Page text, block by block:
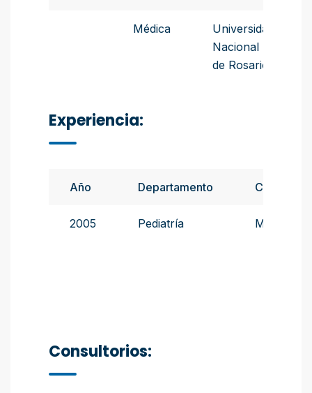
Médica
Universidad
Nacional
de Rosario
Experiencia:
Año Departamento Cargo
2005 Pediatría Médica
Consultorios: